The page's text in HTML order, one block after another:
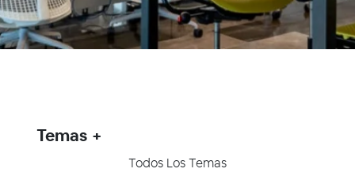
Temas
Todos Los Temas